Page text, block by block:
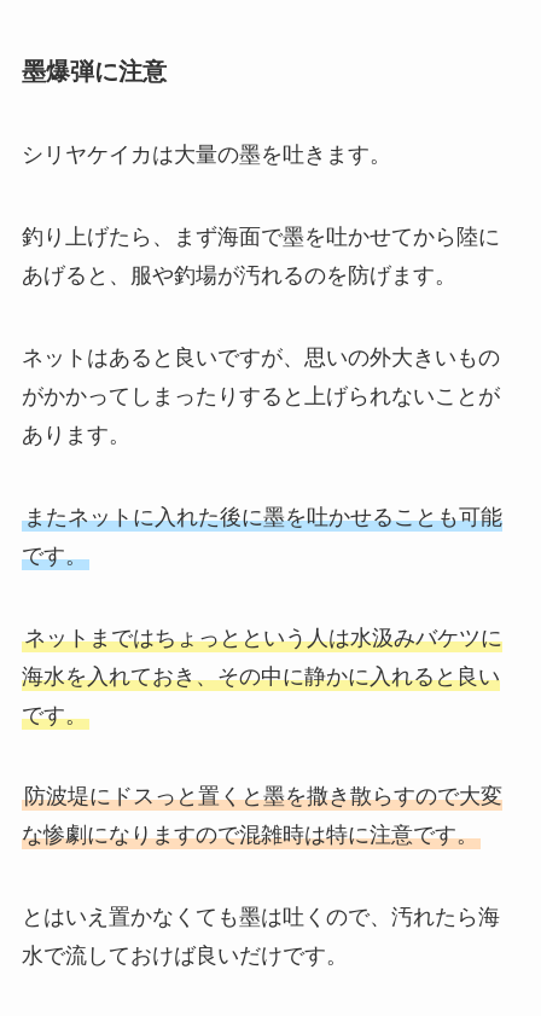
墨爆弾に注意
シリヤケイカは大量の墨を吐きます。
釣り上げたら、まず海面で墨を吐かせてから陸に
あげると、服や釣場が汚れるのを防げます。
ネットはあると良いですが、思いの外大きいもの
がかかってしまったりすると上げられないことが
あります。
またネットに入れた後に墨を吐かせることも可能
です。
ネットまではちょっとという人は水汲みバケツに
海水を入れておき、その中に静かに入れると良い
です。
防波堤にドスっと置くと墨を撒き散らすので大変
な惨劇になりますので混雑時は特に注意です。
とはいえ置かなくても墨は吐くので、汚れたら海
水で流しておけば良いだけです。